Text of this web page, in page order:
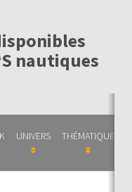
nautiques
UNIVERS THÉMATIQUE